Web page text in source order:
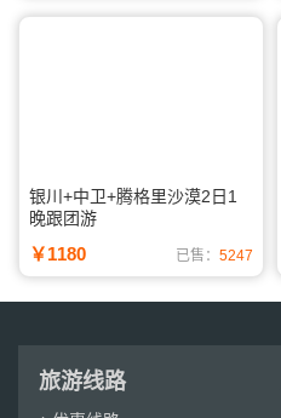
银川+中卫+腾格里沙漠2日1
晚跟团游
￥1180 已售： 5247
旅游线路